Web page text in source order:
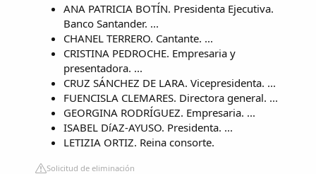
ANA PATRICIA BOTÍN. Presidenta Ejecutiva.
Banco Santander. ...
CHANEL TERRERO. Cantante. ...
CRISTINA PEDROCHE. Empresaria y
presentadora. ...
CRUZ SÁNCHEZ DE LARA. Vicepresidenta. ...
FUENCISLA CLEMARES. Directora general. ...
GEORGINA RODRÍGUEZ. Empresaria. ...
ISABEL DíAZ-AYUSO. Presidenta. ...
LETIZIA ORTIZ. Reina consorte.
Solicitud de eliminación